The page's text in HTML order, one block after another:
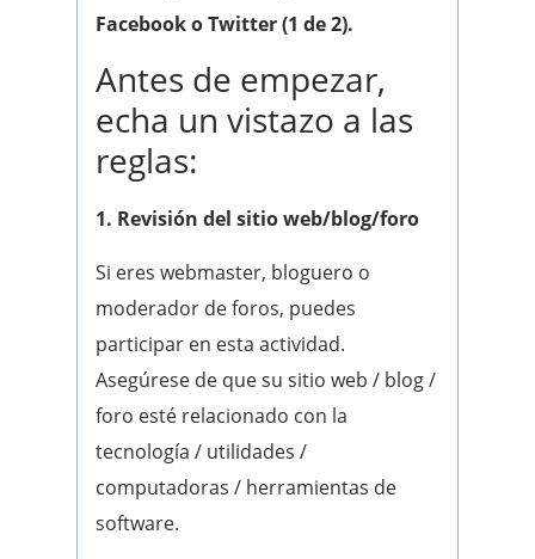
Facebook o Twitter (1 de 2).
Antes de empezar,
echa un vistazo a las
reglas:
1. Revisión del sitio web/blog/foro
Si eres webmaster, bloguero o
moderador de foros, puedes
participar en esta actividad.
Asegúrese de que su sitio web / blog /
foro esté relacionado con la
tecnología / utilidades /
computadoras / herramientas de
software.